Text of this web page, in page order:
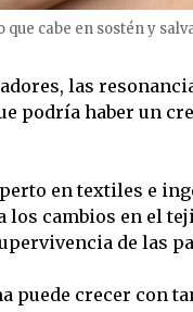
cabe en sostén y
las
podría haber un
en textiles e
cambios en el
de las
puede crecer con